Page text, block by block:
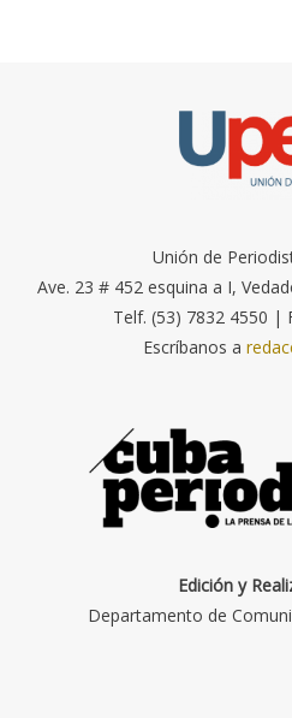
Unión de
Ave. 23 # 452 esquina a I,
Telf. (53) 7832 4550 |
Escríbanos a
Edición y
Departamento de